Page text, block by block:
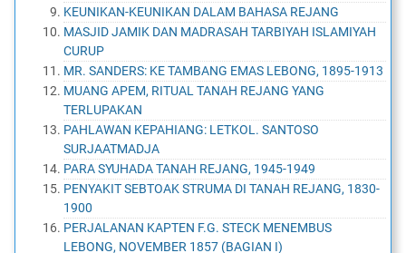
KEUNIKAN-KEUNIKAN DALAM BAHASA REJANG
MASJID JAMIK DAN MADRASAH TARBIYAH ISLAMIYAH
CURUP
MR. SANDERS: KE TAMBANG EMAS LEBONG, 1895-1913
MUANG APEM, RITUAL TANAH REJANG YANG
TERLUPAKAN
PAHLAWAN KEPAHIANG: LETKOL. SANTOSO
SURJAATMADJA
PARA SYUHADA TANAH REJANG, 1945-1949
PENYAKIT SEBTOAK STRUMA DI TANAH REJANG, 1830-
1900
PERJALANAN KAPTEN F.G. STECK MENEMBUS
LEBONG, NOVEMBER 1857 (BAGIAN I)